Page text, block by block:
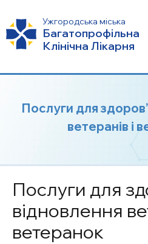
Ужгородська міська
Багатопрофільна
Клінічна Лікарня
Послуги для
ветеранів і
Послуги для
відновлення
ветеранок